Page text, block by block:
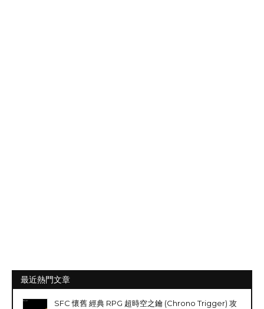
最近熱門文章
SFC 懷舊 經典 RPG 超時空之鑰 (Chrono Trigger) 攻